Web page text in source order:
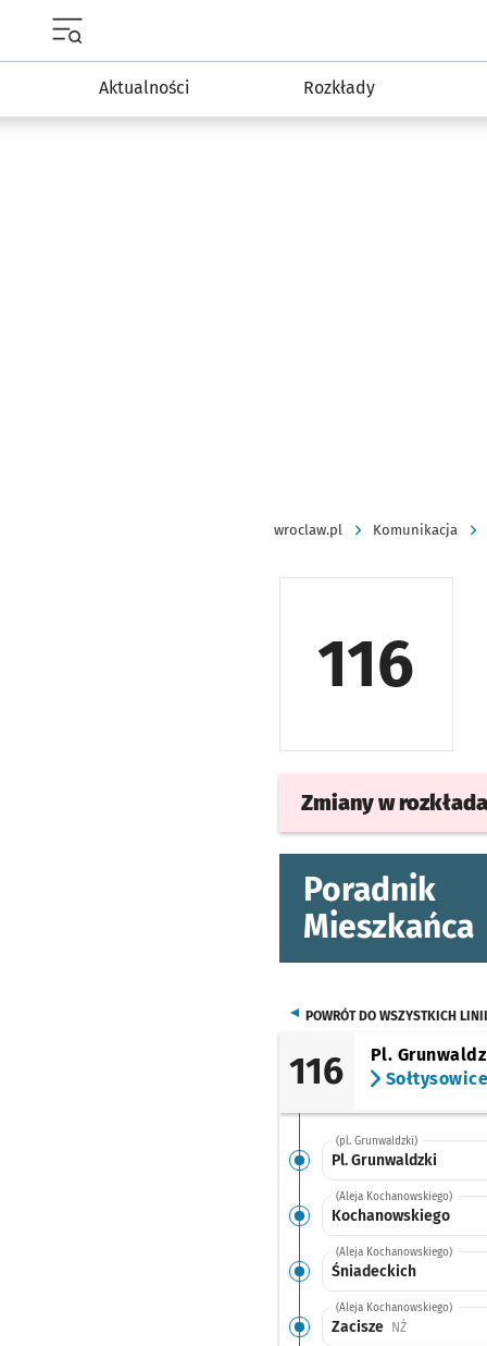
Aktualności Rozkłady
wroclaw.pl Komunikacja
116
Zmiany w
Poradnik
Mieszkańca
POWRÓT DO WSZYSTKICH LINII
116
Pl.
Sołtysowice
(pl. Grunwaldzki)
Pl. Grunwaldzki
(Aleja Kochanowskiego)
Kochanowskiego
(Aleja Kochanowskiego)
Śniadeckich
(Aleja Kochanowskiego)
Zacisze NŻPrzystanek